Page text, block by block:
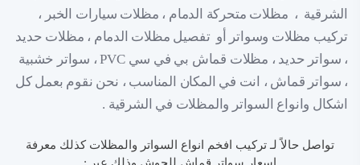
الشرقية ، مظلات متحركة الدمام ، مظلات سيارات الخبر ،
تركيب مظلات وسواتر أو تفصيل مظلات الدمام ، مظلات حديد
، سواتر حديد ، مظلات قماش بي في سي PVC ، سواتر خشبية
، سواتر قماش ، انت في المكان المناسب ، نحن نقوم بعمل كل
اشكال وانواع السواتر والمظلات في الشرقية .
تواصل حالاً لـ تركيب افخم انواع السواتر والمظلات كذلك معرفة